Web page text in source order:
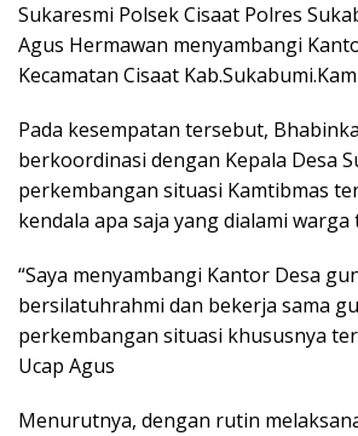
Sukaresmi Polsek Cisaat Polres
Agus Hermawan menyambangi
Kecamatan Cisaat
Pada kesempatan tersebut,
berkoordinasi dengan Kepala Desa
perkembangan situasi Kamtibmas
kendala apa saja yang dialami
“Saya menyambangi Kantor Desa
bersilatuhrahmi dan bekerja sama
perkembangan situasi khususnya
Ucap Agus
Menurutnya, dengan rutin